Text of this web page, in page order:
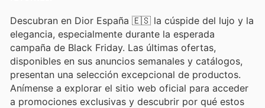
Descubran en Dior España 🇪🇸 la cúspide del lujo y la
elegancia, especialmente durante la esperada
campaña de Black Friday. Las últimas ofertas,
disponibles en sus anuncios semanales y catálogos,
presentan una selección excepcional de productos.
Anímense a explorar el sitio web oficial para acceder
a promociones exclusivas y descubrir por qué estos